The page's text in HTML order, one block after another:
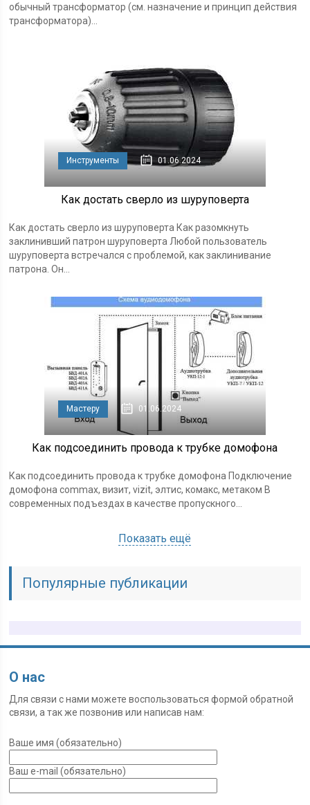
обычный трансформатор (см. назначение и принцип действия
трансформатора)...
Инструменты 01.06.2024
Как достать сверло из шуруповерта
Как достать сверло из шуруповерта Как разомкнуть
заклинивший патрон шуруповерта Любой пользователь
шуруповерта встречался с проблемой, как заклинивание
патрона. Он...
Мастеру 01.06.2024
Как подсоединить провода к трубке домофона
Как подсоединить провода к трубке домофона Подключение
домофона commax, визит, vizit, элтис, комакс, метаком В
современных подъездах в качестве пропускного...
Показать ещё
Популярные публикации
О нас
Для связи с нами можете воспользоваться формой обратной
связи, а так же позвонив или написав нам:
Ваше имя (обязательно)
Ваш e-mail (обязательно)